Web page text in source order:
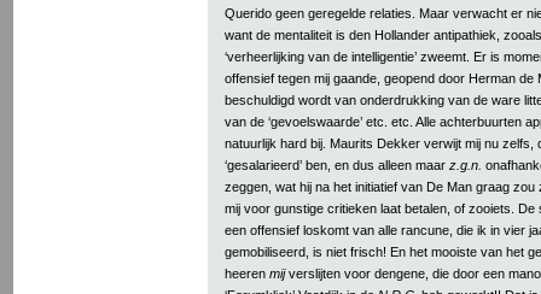
Querido geen geregelde relaties. Maar verwacht er
want de mentaliteit is den Hollander antipathiek,
‘verheerlijking van de intelligentie’ zweemt. Er is
offensief tegen mij gaande, geopend door Herman de
beschuldigd wordt van onderdrukking van de ware
van de ‘gevoelswaarde’ etc. etc. Alle achterbuurten
natuurlijk hard bij. Maurits Dekker verwijt mij nu zelfs,
‘gesalarieerd’ ben, en dus alleen maar z.g.n.
zeggen, wat hij na het initiatief van De Man graag zou
mij voor gunstige critieken laat betalen, of zooiets. De
een offensief loskomt van alle rancune, die ik in vier
gemobiliseerd, is niet frisch! En het mooiste van het
heeren mijverslijten voor dengene, die door een